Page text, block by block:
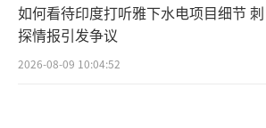
如何看待印度打听雅下水电项目细节 刺
探情报引发争议
2026-08-09 10:04:52